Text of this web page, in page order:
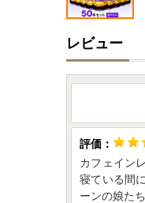
レビュー
カフェイン
寝ている間
ーンの娘た